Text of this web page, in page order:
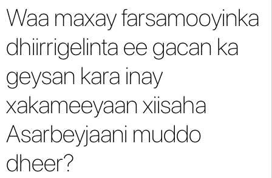
Waa maxay farsamooyinka
dhiirrigelinta ee gacan ka
geysan kara inay
xakameeyaan xiisaha
Asarbeyjaani muddo
dheer?